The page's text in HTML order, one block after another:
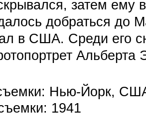
затем ему
добраться до
в США. Среди его
Альберта
Нью-Йорк,
1941